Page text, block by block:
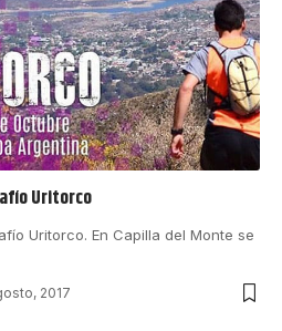
Uritorco
Uritorco. En Capilla del Monte se
2017